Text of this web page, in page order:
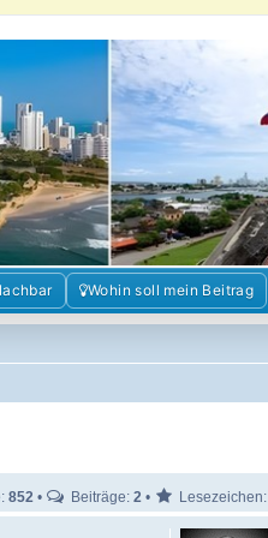
Wohin soll mein Beitrag
852 • Beiträge: 2 • Lesezeichen: